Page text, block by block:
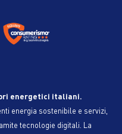
energetici italiani.
energia sostenibile e servizi,
tecnologie digitali. La